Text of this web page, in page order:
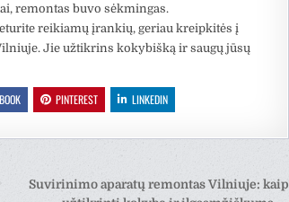
remontas buvo sėkmingas.
reikiamų įrankių, geriau kreipkitės į
Jie užtikrins kokybišką ir saugų jūsų
PINTEREST LINKEDIN
Suvirinimo aparatų remontas Vilniuje: kaip